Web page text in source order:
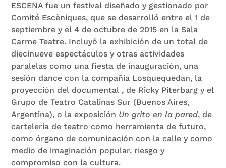
ESCENA fue un festival diseñado y gestionado por
Comité Escèniques, que se desarrolló entre el 1 de
septiembre y el 4 de octubre de 2015 en la Sala
Carme Teatre. Incluyó la exhibición de un total de
diecinueve espectáculos y otras actividades
paralelas como una fiesta de inauguración, una
sesión dance con la compañía Losquequedan, la
proyección del documental , de Ricky Piterbarg y el
Grupo de Teatro Catalinas Sur (Buenos Aires,
Argentina), o la exposición Un grito en la pared, de
cartelería de teatro como herramienta de futuro,
como órgano de comunicación con la calle y como
medio de imaginación popular, riesgo y
compromiso con la cultura.